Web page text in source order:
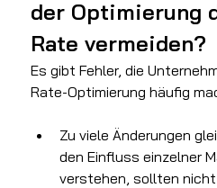
der Optimierung
Rate vermeiden?
Es gibt Fehler, die
Rate-Optimierung häufig
Zu viele Änderungen
den Einfluss einzelner
verstehen, sollten